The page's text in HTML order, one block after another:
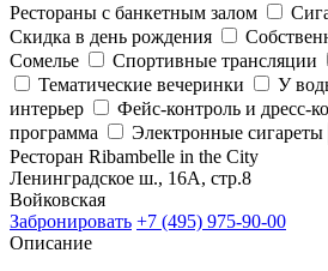
Рестораны с банкетным залом
Скидка в день рождения
Сомелье
Спортивные трансляции
Тематические вечеринки
У
интерьер
Фейс-контроль и дресс-
программа
Электронные сигареты
Ресторан Ribambelle in the City
Ленинградское ш., 16А, стр.8
Войковская
Забронировать +7 (495) 975-90-00
Описание